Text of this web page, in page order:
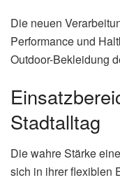
Die neuen
Performance und
Outdoor-Bekleidung
Stadtalltag
Die wahre Stärke
sich in ihrer flexiblen